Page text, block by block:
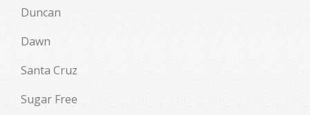
Duncan
Dawn
Santa Cruz
Sugar Free